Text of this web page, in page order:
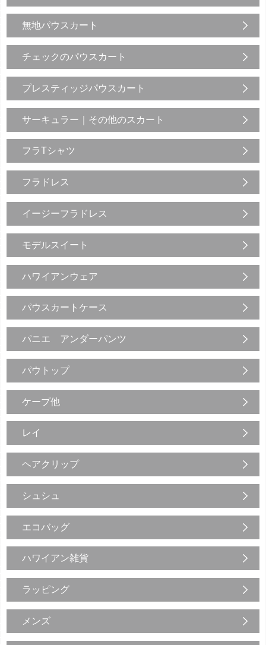
無地パウスカート
チェックのパウスカート
プレスティッジパウスカート
サーキュラー｜その他のスカート
フラTシャツ
フラドレス
イージーフラドレス
モデルスイート
ハワイアンウェア
パウスカートケース
パニエ アンダーパンツ
パウトップ
ケープ他
レイ
ヘアクリップ
シュシュ
エコバッグ
ハワイアン雑貨
ラッピング
メンズ